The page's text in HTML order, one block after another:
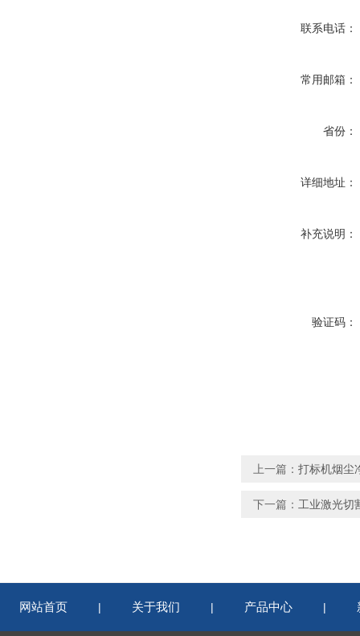
联系电话：
常用邮箱：
省份：
详细地址：
补充说明：
验证码：
上一篇： 打标机烟尘
下一篇： 工业激光切
网站首页 | 关于我们 | 产品中心 |